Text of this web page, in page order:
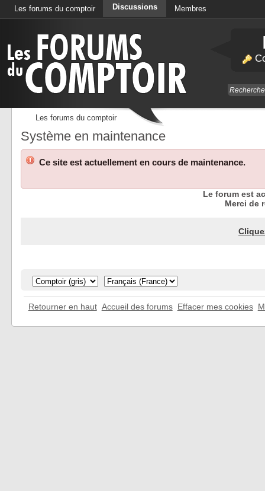
Les forums du comptoir Discussions Membres
Les forums du comptoir
Système en maintenance
Ce site est actuellement en cours de maintenance.
Le forum est
Merci de
Retourner en haut Accueil des forums Effacer mes cookies